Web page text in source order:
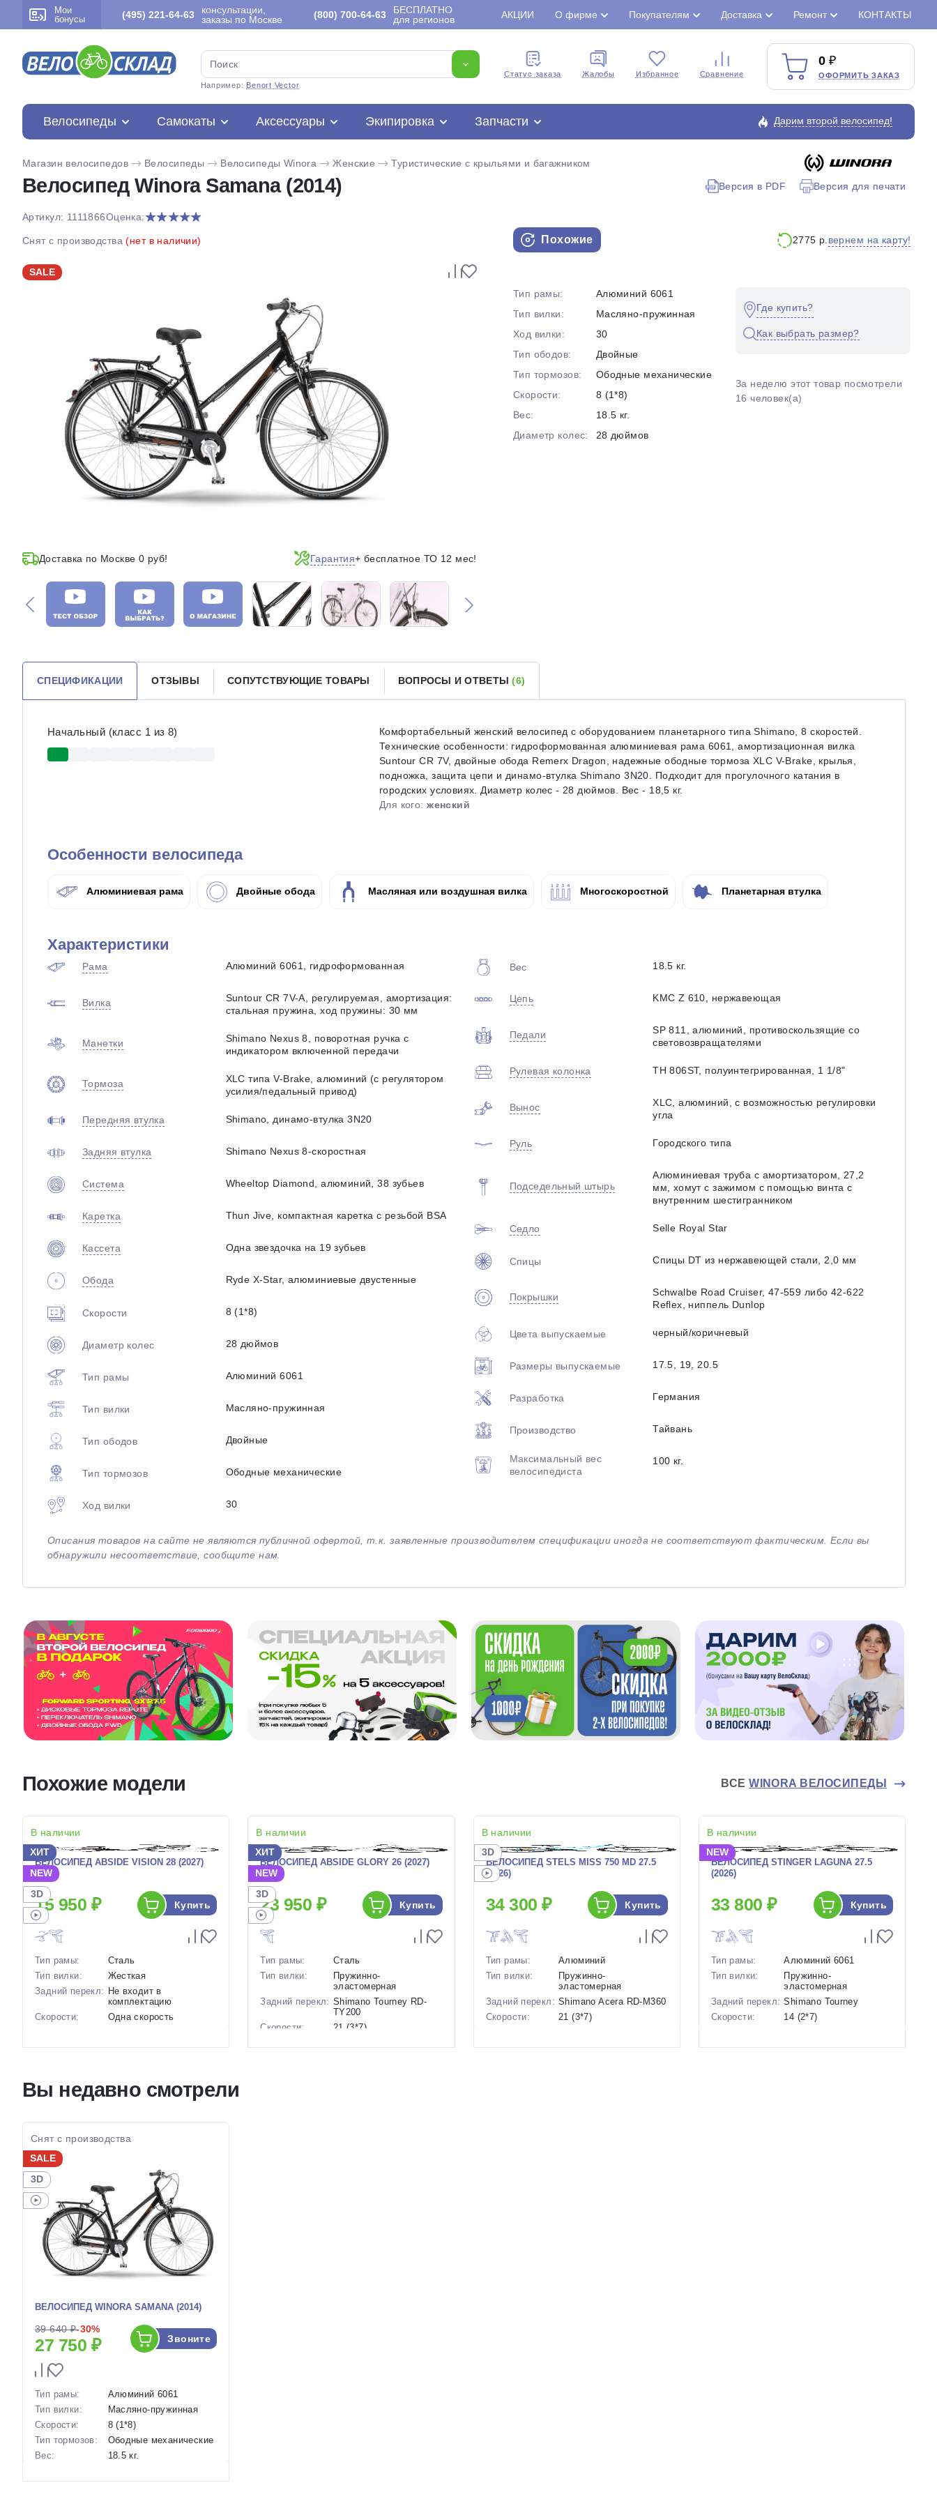
Мои
бонусы
(495) 221-64-63
консультации,
заказы по Москве
(800) 700-64-63
БЕСПЛАТНО
для регионов
АКЦИИ О фирме Покупателям Доставка Ремонт КОНТАКТЫ
Например: Benort Vector
Cтатус заказа Жалобы Избранное Сравнение
0
ОФОРМИТЬ ЗАКАЗ
Велосипеды Самокаты Аксессуары Экипировка Запчасти Дарим второй велосипед!
Магазин велосипедов Велосипеды Велосипеды Winora Женские Туристические с крыльями и багажником
Велосипед Winora Samana (2014) Версия в PDF Версия для печати
Артикул: 1111866Оценка:
Снят с производства(нет в наличии)
SALE
Доставка по Москве 0 руб! Гарантия+ бесплатное ТО 12 мес!
Похожие 2775 р. вернем на карту!
Тип рамы:
Алюминий 6061
Тип вилки:
Масляно-пружинная
Ход вилки:
30
Тип ободов:
Двойные
Тип тормозов:
Ободные механические
Скорости:
8 (1*8)
Вес:
18.5 кг.
Диаметр колес:
28 дюймов
Где купить?
Как выбрать размер?
За неделю этот товар посмотрели
16 человек(а)
СПЕЦИФИКАЦИИ ОТЗЫВЫ СОПУТСТВУЮЩИЕ ТОВАРЫ ВОПРОСЫ И ОТВЕТЫ(6)
Начальный (класс 1 из 8)
Комфортабельный женский велосипед с оборудованием планетарного типа Shimano, 8 скоростей.
Технические особенности: гидроформованная алюминиевая рама 6061, амортизационная вилка
Suntour CR 7V, двойные обода Remerx Dragon, надежные ободные тормоза XLC V-Brake, крылья,
подножка, защита цепи и динамо-втулка Shimano 3N20. Подходит для прогулочного катания в
городских условиях. Диаметр колес - 28 дюймов. Вес - 18,5 кг.
Для кого:женский
Особенности велосипеда
Алюминиевая рама Двойные обода Масляная или воздушная вилка Многоскоростной Планетарная втулка
Характеристики
Рама Алюминий 6061, гидроформованная
Вилка
Suntour CR 7V-A, регулируемая, амортизация:
стальная пружина, ход пружины: 30 мм
Манетки
Shimano Nexus 8, поворотная ручка с
индикатором включенной передачи
Тормоза
XLC типа V-Brake, алюминий (с регулятором
усилия/педальный привод)
Передняя втулка Shimano, динамо-втулка 3N20
Задняя втулка Shimano Nexus 8-скоростная
Система Wheeltop Diamond, алюминий, 38 зубьев
Каретка Thun Jive, компактная каретка с резьбой BSA
Кассета Одна звездочка на 19 зубьев
Обода Ryde X-Star, алюминиевые двустенные
Скорости 8 (1*8)
Диаметр колес 28 дюймов
Тип рамы Алюминий 6061
Тип вилки Масляно-пружинная
Тип ободов Двойные
Тип тормозов Ободные механические
Ход вилки 30
Вес 18.5 кг.
Цепь KMC Z 610, нержавеющая
Педали
SP 811, алюминий, противоскользящие со
световозвращателями
Рулевая колонка TH 806ST, полуинтегрированная, 1 1/8"
Вынос
XLC, алюминий, с возможностью регулировки
угла
Руль Городского типа
Подседельный штырь
Алюминиевая труба с амортизатором, 27,2
мм, хомут с зажимом с помощью винта с
внутренним шестигранником
Седло Selle Royal Star
Спицы Спицы DT из нержавеющей стали, 2,0 мм
Покрышки
Schwalbe Road Cruiser, 47-559 либо 42-622
Reflex, ниппель Dunlop
Цвета выпускаемые черный/коричневый
Размеры выпускаемые 17.5, 19, 20.5
Разработка Германия
Производство Тайвань
Максимальный вес
велосипедиста
100 кг.
Описания товаров на сайте не являются публичной офертой, т.к. заявленные производителем спецификации иногда не соответствуют фактическим. Если вы
обнаружили несоответствие, сообщите нам.
Похожие модели ВСЕWINORA ВЕЛОСИПЕДЫ
В наличии
ХИТ
NEW
3D
ВЕЛОСИПЕД ABSIDE VISION 28 (2027)
15 950 ₽ Купить
Тип рамы:
Сталь
Тип вилки:
Жесткая
Задний перекл: Не входит в
комплектацию
Скорости:
Одна скорость
Цвет-размер в
наличии:
18 Коричневый
В наличии
ХИТ
NEW
3D
ВЕЛОСИПЕД ABSIDE GLORY 26 (2027)
23 950 ₽ Купить
Тип рамы:
Сталь
Тип вилки:
Пружинно-
эластомерная
Задний перекл: Shimano Tourney RD-
TY200
Скорости:
21 (3*7)
В наличии
3D
ВЕЛОСИПЕД STELS MISS 750 MD 27.5
(2026)
34 300 ₽ Купить
Тип рамы:
Алюминий
Тип вилки:
Пружинно-
эластомерная
Задний перекл: Shimano Acera RD-M360
Скорости:
21 (3*7)
В наличии
NEW
ВЕЛОСИПЕД STINGER LAGUNA 27.5
(2026)
33 800 ₽ Купить
Тип рамы:
Алюминий 6061
Тип вилки:
Пружинно-
эластомерная
Задний перекл: Shimano Tourney
Скорости:
14 (2*7)
Вы недавно смотрели
Снят с производства
SALE
3D
ВЕЛОСИПЕД WINORA SAMANA (2014)
39 640 ₽-30%
27 750 ₽ Звоните
Тип рамы:
Алюминий 6061
Тип вилки:
Масляно-пружинная
Скорости:
8 (1*8)
Тип тормозов:
Ободные механические
Вес:
18.5 кг.
Разбейте
на части без переплат
График платежей
Сегодня
25%
Оплачивайте сегодня только
25% картой любого банка
Оставшиеся75% будутсписываться
Подробнее об оплате Плайтом
раз в 2
недели
раз в 2 недели
Остались вопросы?